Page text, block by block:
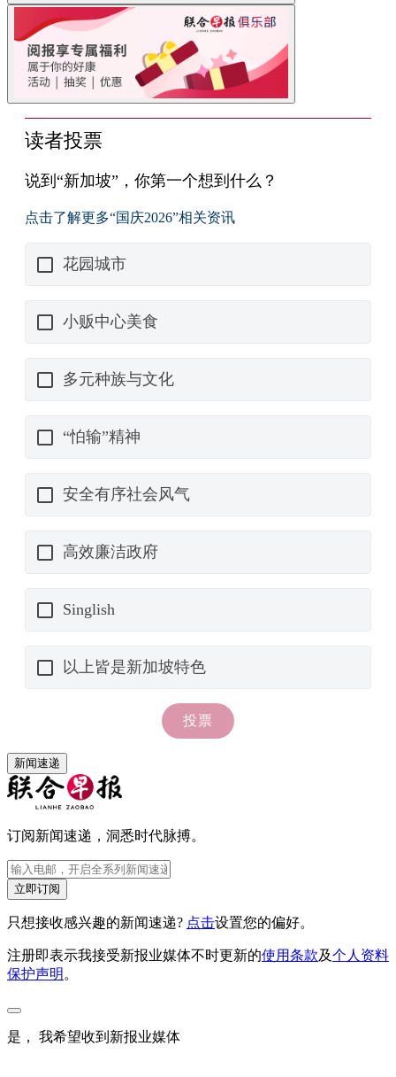
新闻速递
订阅新闻速递，洞悉时代脉搏。
立即订阅
只想接收感兴趣的新闻速递? 点击设置您的偏好。
注册即表示我接受新报业媒体不时更新的使用条款及个人资料
保护声明。
是， 我希望收到新报业媒体